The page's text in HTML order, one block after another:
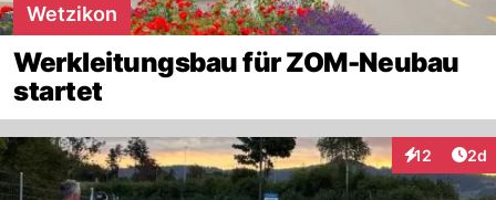
Wetzikon
Werkleitungsbau für ZOM-Neubau
startet
12
Interaktionen
2d